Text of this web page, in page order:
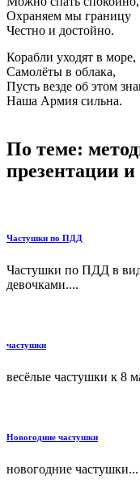
Охраняем мы границу
Честно и достойно.
Корабли уходят в море,
Самолёты в облака,
Пусть везде об этом
Наша Армия сильна.
По теме:
презентации
Частушки по ПДД
Частушки по ПДД в
девочками....
частушки
весёлые частушки к 8
Новогодние частушки
новогодние частушки...